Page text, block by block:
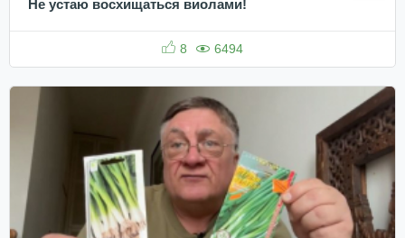
Не устаю восхищаться виолами!
8 6494